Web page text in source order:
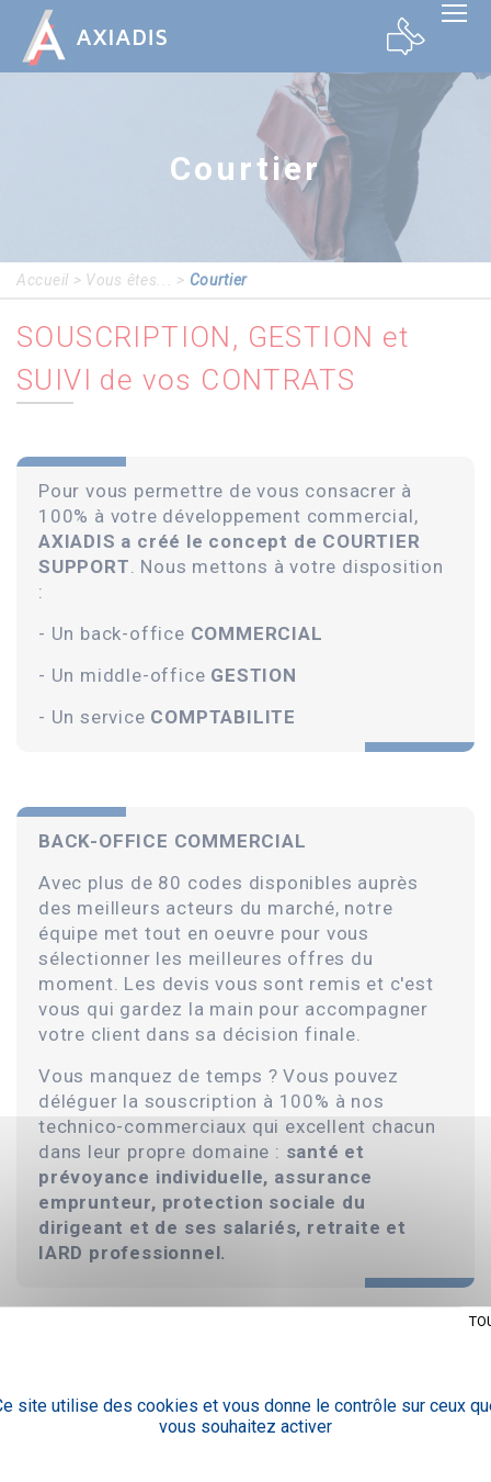
Courtier
Accueil > Vous êtes... > Courtier
SOUSCRIPTION, GESTION et
SUIVI de vos CONTRATS
Pour vous permettre de vous consacrer à
100% à votre développement commercial,
AXIADIS a créé le concept de COURTIER
SUPPORT. Nous mettons à votre disposition
:
- Un back-office COMMERCIAL
- Un middle-office GESTION
- Un service COMPTABILITE
BACK-OFFICE COMMERCIAL
Avec plus de 80 codes disponibles auprès
des meilleurs acteurs du marché, notre
équipe met tout en oeuvre pour vous
sélectionner les meilleures offres du
moment. Les devis vous sont remis et c'est
vous qui gardez la main pour accompagner
votre client dans sa décision finale.
Vous manquez de temps ? Vous pouvez
déléguer la souscription à 100% à nos
technico-commerciaux qui excellent chacun
dans leur propre domaine : santé et
prévoyance individuelle, assurance
emprunteur, protection sociale du
dirigeant et de ses salariés, retraite et
IARD professionnel.
Notre équipe assure la gestion des contrats
Panneau de gestion des cookies
site utilise des cookies et vous donne le contrôle sur ceux
vous souhaitez activer